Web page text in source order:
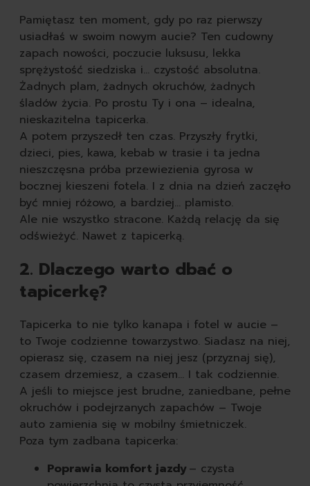
Pamiętasz ten moment, gdy po raz pierwszy
usiadłaś w swoim nowym aucie? Ten cudowny
zapach nowości, poczucie luksusu, lekka
sprężystość siedziska i... czystość absolutna.
Żadnych plam, żadnych okruchów, żadnych
śladów życia. Po prostu Ty i ona – idealna,
nieskazitelna tapicerka.
A potem przyszedł ten czas. Przyszły frytki,
dzieci, pies, kawa, kebab w trasie i ta jedna
nieszczęsna próba przewiezienia gyrosa w
bocznej kieszeni fotela. I z dnia na dzień zaczęło
być mniej różowo, a bardziej... plamisto.
Ale nie wszystko stracone. Każdą relację da się
odświeżyć. Nawet z tapicerką.
2. Dlaczego warto dbać o
tapicerkę?
Tapicerka to nie tylko kanapa i fotel w aucie –
to Twoje codzienne towarzystwo. Siadasz na niej,
opierasz się, czasem na niej jesz (przyznaj się),
czasem drzemiesz, a czasem... I tak codziennie.
A jeśli to miejsce jest brudne, zaniedbane, pełne
okruchów i podejrzanych zapachów – Twoje
auto zamienia się w mobilny śmietniczek.
Poza tym zadbana tapicerka:
Poprawia komfort jazdy– czysta